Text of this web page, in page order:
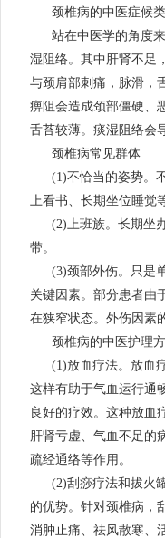
颈椎病的中医症候
站在中医学的角度
湿阻络。其中肝肾不足
与颈肩部刺痛，脉滑，
痹阻会造成颈部僵硬、
舌苔较薄。痰湿阻络会
颈椎病常见群体
(1)不恰当的姿势。
上看书、长期坐位睡觉
(2)上班族。长期坐
带。
(3)颈部外伤。只是
关键因素。部分患者由
在狭窄状态。外伤因素
颈椎病的中医护理
(1)放血疗法。放血
这样有助于气血运行通
良好的疗效。这种放血
肝肾亏虚、气血不足的
疏经通络等作用。
(2)刮痧疗法和拔火
的优势。针对颈椎病，
消肿止痛、祛风散寒、